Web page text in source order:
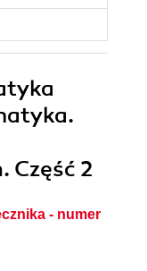
Część 2
- numer